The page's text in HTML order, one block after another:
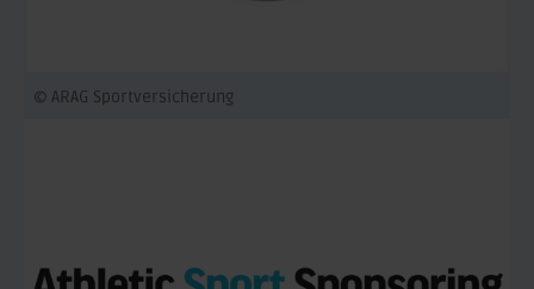
© ARAG Sportversicherung